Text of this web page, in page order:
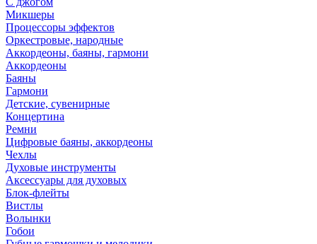
Микшеры
Процессоры эффектов
Оркестровые, народные
Аккордеоны, баяны, гармони
Аккордеоны
Баяны
Гармони
Детские, сувенирные
Концертина
Ремни
Цифровые баяны, аккордеоны
Чехлы
Духовые инструменты
Аксессуары для духовых
Блок-флейты
Вистлы
Волынки
Гобои